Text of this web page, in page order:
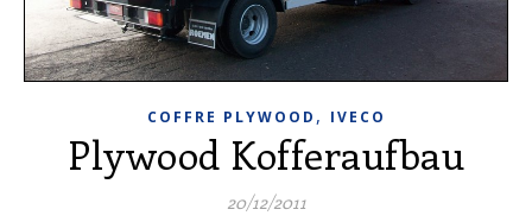
COFFRE PLYWOOD , IVECO
Plywood Kofferaufbau
20/12/2011